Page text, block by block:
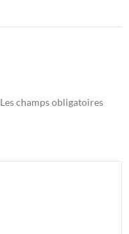
Les champs obligatoires